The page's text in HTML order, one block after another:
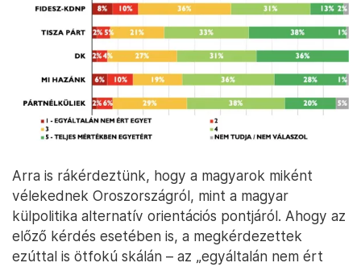
Arra is rákérdeztünk, hogy a magyarok miként
vélekednek Oroszországról, mint a magyar
külpolitika alternatív orientációs pontjáról. Ahogy az
előző kérdés esetében is, a megkérdezettek
ezúttal is ötfokú skálán – az „egyáltalán nem ért